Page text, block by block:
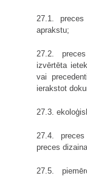
27.1.
aprakstu;
27.2.
izvērtēta
vai
ierakstot
27.3.
27.4.
preces
27.5.